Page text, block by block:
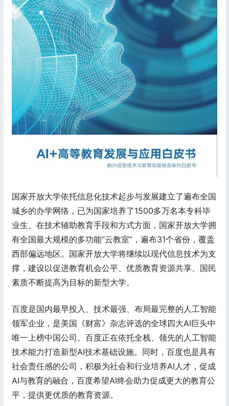
国家开放大学依托信息化技术起步与发展建立了遍布全国
城乡的办学网络，已为国家培养了1500多万名本专科毕
业生。在技术辅助教育手段和方式方面，国家开放大学拥
有全国最大规模的多功能“云教室”，遍布31个省份，覆盖
西部偏远地区。国家开放大学将继续以现代信息技术为支
撑，建设以促进教育机会公平、优质教育资源共享、国民
素质不断提高为目标的新型大学。
百度是国内最早投入、技术最强、布局最完整的人工智能
领军企业，是美国《财富》杂志评选的全球四大AI巨头中
唯一上榜中国公司。百度正在依托全栈、领先的人工智能
技术能力打造新型AI技术基础设施。同时，百度也是具有
社会责任感的公司，积极为社会和行业培养AI人才，促成
AI与教育的融合，百度希望AI终会助力促成更大的教育公
平，提供更优质的教育资源。